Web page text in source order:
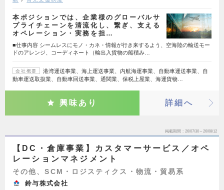
本ポジションでは、企業様のグローバルサ
プライチェーンを清流化し、繋ぎ、支える
オペレーション・実務を担…
■仕事内容 シームレスにモノ・カネ・情報が行き来するよう、空海陸の輸送モー
ドのアレンジ、コーディネート（輸出入貨物の船積み…
会社概要
港湾運送事業、海上運送事業、内航海運事業、自動車運送事業、自
動車運送取扱業、自動車回送事業、通関業、保税上屋業、海運貨物…
興味あり 詳細へ
掲載期間 26/07/30～26/08/12
【DC・倉庫事業】カスタマーサービス／オペ
レーションマネジメント
その他、SCM・ロジスティクス・物流・貿易系
鈴与株式会社